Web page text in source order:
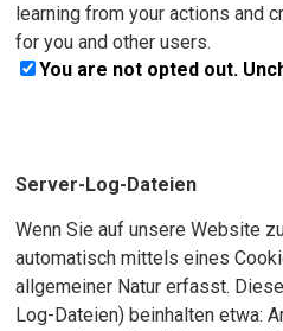
learning from your actions and
for you and other users.
You are not opted out.
Server-Log-Dateien
Wenn Sie auf unsere Website
automatisch mittels eines
allgemeiner Natur erfasst.
Log-Dateien) beinhalten etwa: